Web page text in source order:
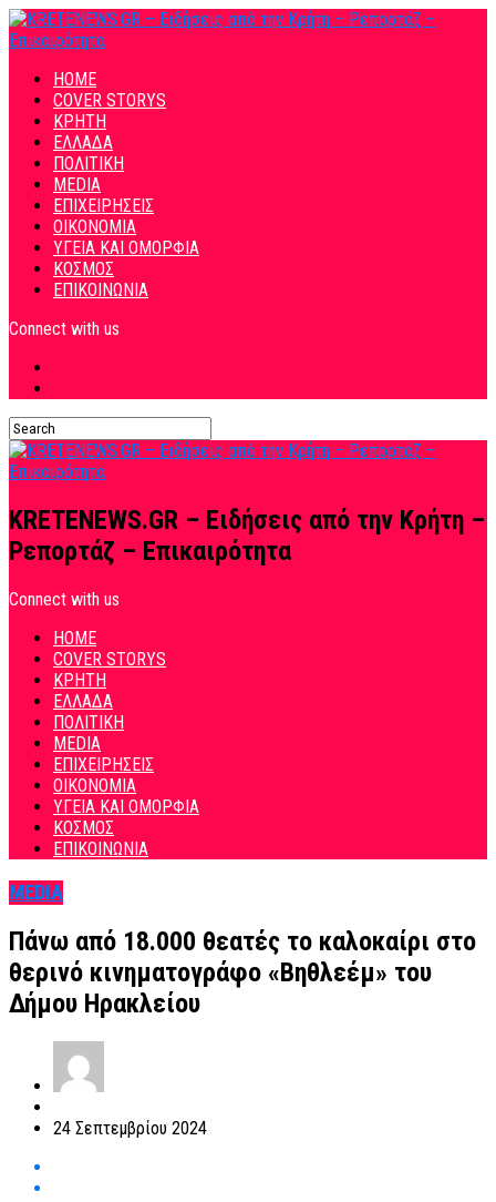
HOME
COVER STORYS
ΚΡΗΤΗ
ΕΛΛΑΔΑ
ΠΟΛΙΤΙΚΗ
MEDIA
ΕΠΙΧΕΙΡΗΣΕΙΣ
ΟΙΚΟΝΟΜΙΑ
ΥΓΕΙΑ ΚΑΙ ΟΜΟΡΦΙΑ
ΚΟΣΜΟΣ
ΕΠΙΚΟΙΝΩΝΙΑ
Connect with us
KRETENEWS.GR – Ειδήσεις από την Κρήτη –
Ρεπορτάζ – Επικαιρότητα
Connect with us
HOME
COVER STORYS
ΚΡΗΤΗ
ΕΛΛΑΔΑ
ΠΟΛΙΤΙΚΗ
MEDIA
ΕΠΙΧΕΙΡΗΣΕΙΣ
ΟΙΚΟΝΟΜΙΑ
ΥΓΕΙΑ ΚΑΙ ΟΜΟΡΦΙΑ
ΚΟΣΜΟΣ
ΕΠΙΚΟΙΝΩΝΙΑ
MEDIA
Πάνω από 18.000 θεατές το καλοκαίρι στο
θερινό κινηματογράφο «Βηθλεέμ» του
Δήμου Ηρακλείου
24 Σεπτεμβρίου 2024